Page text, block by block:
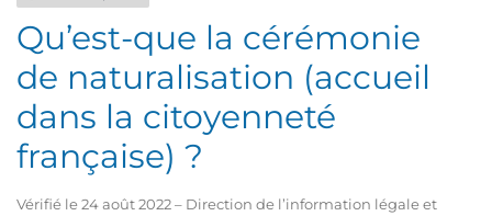
Qu’est-que la cérémonie
de naturalisation (accueil
dans la citoyenneté
française) ?
Vérifié le 24 août 2022 – Direction de l’information légale et